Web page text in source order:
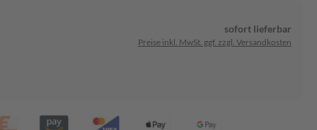
sofort lieferbar
Preise inkl. MwSt. ggf. zzgl. Versandkosten